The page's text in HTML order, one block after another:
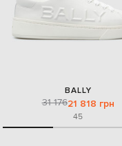
BALLY
31 17621 818 грн
45